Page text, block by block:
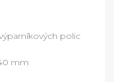
polic
mm